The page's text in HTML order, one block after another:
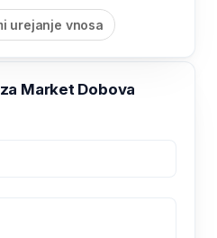
urejanje vnosa
Market Dobova